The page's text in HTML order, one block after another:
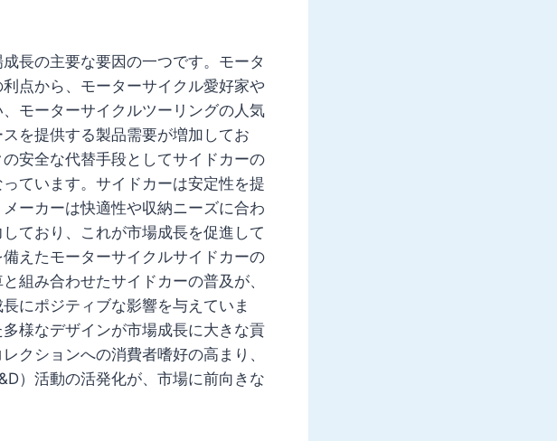
長の主要な要因の一つです。モータ
点から、モーターサイクル愛好家や
モーターサイクルツーリングの人気
を提供する製品需要が増加してお
安全な代替手段としてサイドカーの
ています。サイドカーは安定性を提
ーカーは快適性や収納ニーズに合わ
ており、これが市場成長を促進して
えたモーターサイクルサイドカーの
組み合わせたサイドカーの普及が、
にポジティブな影響を与えていま
様なデザインが市場成長に大きな貢
クションへの消費者嗜好の高まり、
）活動の活発化が、市場に前向きな